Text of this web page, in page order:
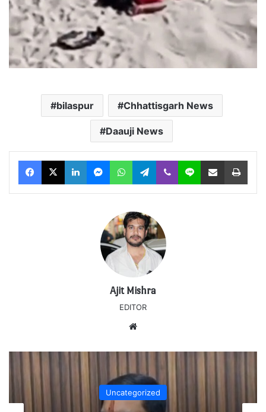
bilaspur Chhattisgarh News
Daauji News
Facebook
X LinkedInMessengerWhatsAppTelegram
Viber Line Share via Email Print
Ajit Mishra
EDITOR
Uncategorized